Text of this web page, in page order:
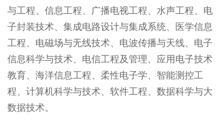
与工程、信息工程、广播电视工程、水声工程、电
子封装技术、集成电路设计与集成系统、医学信息
工程、电磁场与无线技术、电波传播与天线、电子
信息科学与技术、电信工程及管理、应用电子技术
教育、海洋信息工程、柔性电子学、智能测控工
程、计算机科学与技术、软件工程、数据科学与大
数据技术。